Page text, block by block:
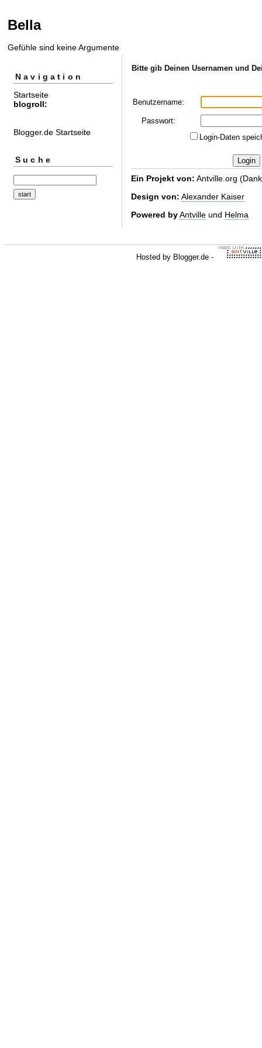
Bella
Gefühle sind keine Argumente
Navigation
Startseite
blogroll:
Blogger.de Startseite
Suche
Bitte gib Deinen Usernamen und
Benutzername:
Passwort:
Login-Daten
Ein Projekt von: Antville.org
Design von: Alexander Kaiser
Powered byAntville und Helma
Hosted by Blogger.de-